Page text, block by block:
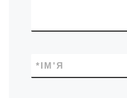
ІМ'Я
*